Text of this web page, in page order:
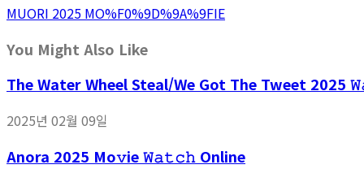
MUORI 2025 MO%F0%9D%9A%9FIE
You Might Also Like
The Water Wheel Steal/We Got The Tweet 2025
2025년 02월 09일
Anora 2025 Mo𝚟ie 𝚆𝚊𝚝𝚌𝚑 Online